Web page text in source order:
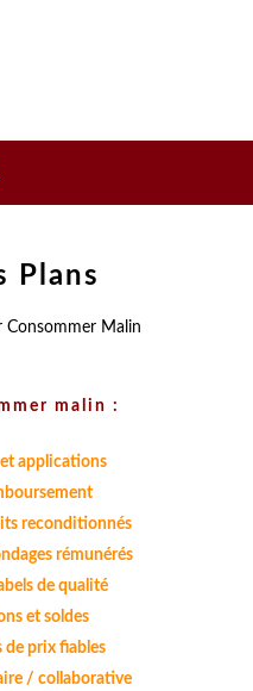
Plans
malin :
applications
reconditionnés
rémunérés
de qualité
et soldes
de prix fiables
/ collaborative